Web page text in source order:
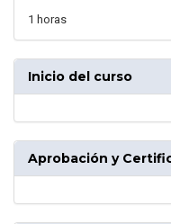
1 horas
Inicio del curso
Aprobación y